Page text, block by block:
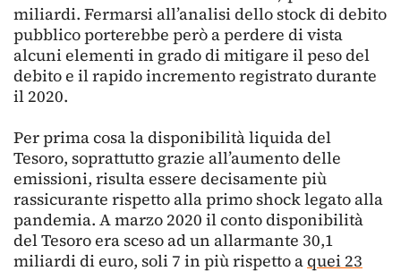
miliardi. Fermarsi all’analisi dello stock di debito
pubblico porterebbe però a perdere di vista
alcuni elementi in grado di mitigare il peso del
debito e il rapido incremento registrato durante
il 2020.
Per prima cosa la disponibilità liquida del
Tesoro, soprattutto grazie all’aumento delle
emissioni, risulta essere decisamente più
rassicurante rispetto alla primo shock legato alla
pandemia. A marzo 2020 il conto disponibilità
del Tesoro era sceso ad un allarmante 30,1
miliardi di euro, soli 7 in più rispetto aquei 23